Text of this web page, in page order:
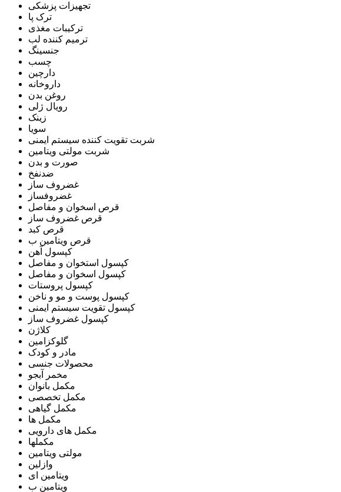
تجهیزات پزشکی
ترک پا
ترکیبات مغذی
ترمیم کننده لب
جنسینگ
چسب
دارچین
داروخانه
روغن بدن
رویال ژلی
زینک
سویا
شربت تقویت کننده سیستم ایمنی
شربت مولتی ویتامین
صورت و بدن
ضدنفخ
غضروف ساز
غضروفساز
قرص اسخوان و مفاصل
قرص غضروف ساز
قرص کبد
قرص ویتامین ب
کپسول آهن
کپسول استخوان و مفاصل
کپسول اسخوان و مفاصل
کپسول پروستات
کپسول پوست و مو و ناخن
کپسول تقویت سیستم ایمنی
کپسول غضروف ساز
کلاژن
گلوکزامین
مادر و کودک
محصولات جنسی
مخمر آبجو
مکمل بانوان
مکمل تخصصی
مکمل گیاهی
مکمل ها
مکمل های دارویی
مکملها
مولتی ویتامین
وازلین
ویتامین ای
ویتامین ب